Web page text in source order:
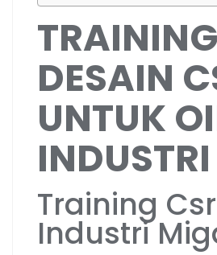
TRAINING
DESAIN
UNTUK
INDUSTRI
Training
Industri